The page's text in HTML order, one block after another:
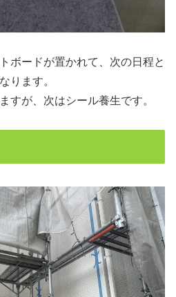
ボードが置かれて、次の日程と
ります。
すが、次はシール養生です。